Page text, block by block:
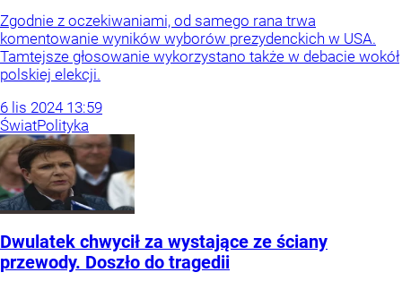
Zgodnie z oczekiwaniami, od samego rana trwa
komentowanie wyników wyborów prezydenckich w USA.
Tamtejsze głosowanie wykorzystano także w debacie wokół
polskiej elekcji.
6 lis 2024 13:59
ŚwiatPolityka
Dwulatek chwycił za wystające ze ściany
przewody. Doszło do tragedii